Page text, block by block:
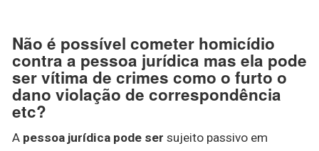
Não é possível cometer homicídio
contra a pessoa jurídica mas ela pode
ser vítima de crimes como o furto o
dano violação de correspondência
etc?
A pessoa jurídica pode ser sujeito passivo em